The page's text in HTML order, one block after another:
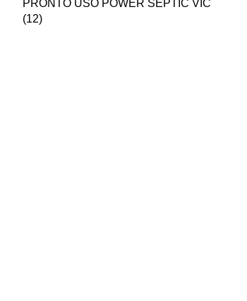
PRONTO USO POWER SEPTIC VIC
(12)